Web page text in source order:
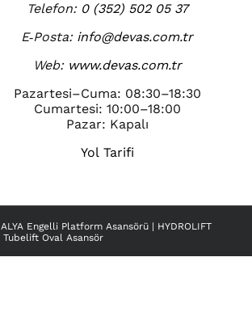
Telefon: 0 (352) 502 05 37
E‑Posta: info@devas.com.tr
Web: www.devas.com.tr
Pazartesi–Cuma: 08:30–18:30
Cumartesi: 10:00–18:00
Pazar: Kapalı
Yol Tarifi
ALYA Engelli Platform Asansörü | HYDROLIFT
Tubelift Oval Asansör